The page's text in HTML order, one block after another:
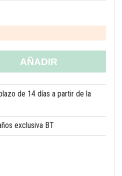
AÑADIR
de 14 días a partir de la
exclusiva BT